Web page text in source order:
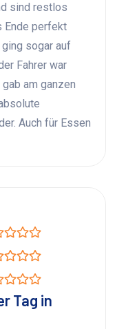
sind restlos
Ende perfekt
sogar auf
Fahrer war
am ganzen
Auch für Essen
Tag in